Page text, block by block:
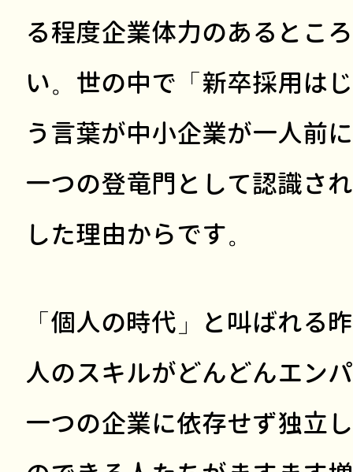
る程度企業体力のあるとこ
い。世の中で「新卒採用は
う言葉が中小企業が一人前
一つの登竜門として認識さ
した理由からです。
「個人の時代」と叫ばれる
人のスキルがどんどんエン
一つの企業に依存せず独立